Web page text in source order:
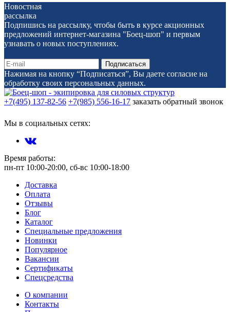
Новостная
рассылка
Подпишись на рассылку, чтобы быть в курсе акционных
предложений интернет-магазина "Боец-шоп" и первым
узнавать о новых поступлениях.
Нажимая на кнопку “Подписаться”, Вы даете согласие на
обработку своих персональных данных.
+7(495) 137-82-56 +7(985) 556-16-17 заказать обратный звонок
Мы в социальных сетях:
Время работы:
пн-пт 10:00-20:00, сб-вс 10:00-18:00
Доставка
Оплата
Отзывы
Блог
Каталог
Специальные предложения
Новинки
Популярное
Вакансии
Сертификаты
Спецсредства
О компании
Контакты